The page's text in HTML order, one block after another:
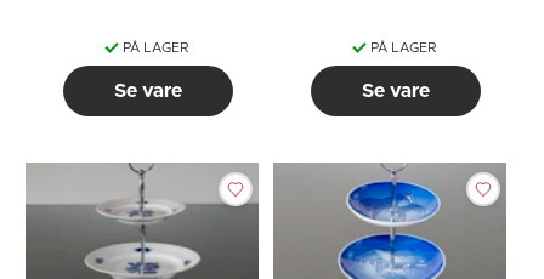
PÅ LAGER
Se vare
PÅ LAGER
Se vare